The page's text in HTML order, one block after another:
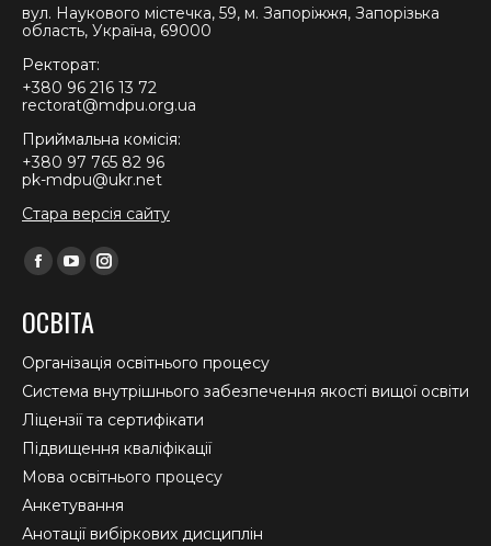
вул. Наукового містечка, 59, м. Запоріжжя, Запорізька
область, Україна, 69000
Ректорат:
+380 96 216 13 72
rectorat@mdpu.org.ua
Приймальна комісія:
+380 97 765 82 96
pk-mdpu@ukr.net
Стара версія сайту
Find us on:
Facebook
opens
in
new
window
YouTube
opens
in
new
window
Instagram
in
new
window
ОСВІТА
Організація освітнього процесу
Система внутрішнього забезпечення якості вищої освіти
Ліцензії та сертифікати
Підвищення кваліфікації
Мова освітнього процесу
Анкетування
Анотації вибіркових дисциплін